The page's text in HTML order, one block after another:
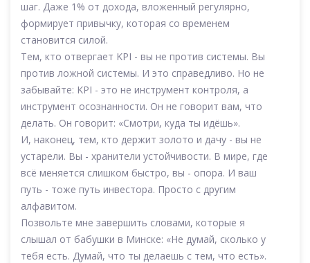
шаг. Даже 1% от дохода, вложенный регулярно,
формирует привычку, которая со временем
становится силой.
Тем, кто отвергает KPI - вы не против системы. Вы
против ложной системы. И это справедливо. Но не
забывайте: KPI - это не инструмент контроля, а
инструмент осознанности. Он не говорит вам, что
делать. Он говорит: «Смотри, куда ты идёшь».
И, наконец, тем, кто держит золото и дачу - вы не
устарели. Вы - хранители устойчивости. В мире, где
всё меняется слишком быстро, вы - опора. И ваш
путь - тоже путь инвестора. Просто с другим
алфавитом.
Позвольте мне завершить словами, которые я
слышал от бабушки в Минске: «Не думай, сколько у
тебя есть. Думай, что ты делаешь с тем, что есть».